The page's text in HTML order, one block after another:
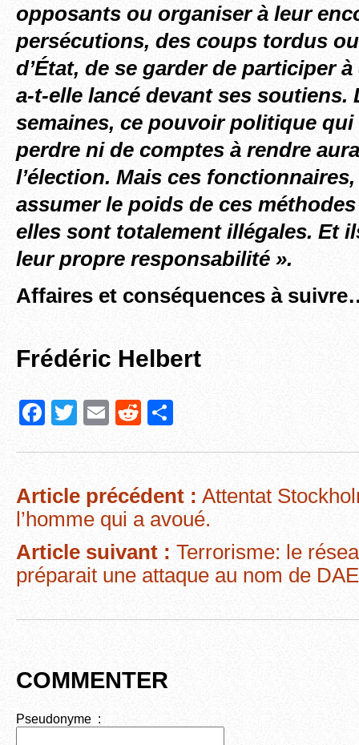
opposants ou organiser à leur
persécutions, des coups tordus
d’État, de se garder de participer
a-t-elle lancé devant ses soutiens.
semaines, ce pouvoir politique qui
perdre ni de comptes à rendre
l’élection. Mais ces
assumer le poids de ces
elles sont totalement illégales. Et
leur propre responsabilité ».
Affaires et conséquences à
Frédéric Helbert
F
e
b
o
o
k
T
er
E
R
di
t
g
er
Article précédent : Attentat
l’homme qui a avoué.
Article suivant : Terrorisme: le
préparait une attaque au nom de
COMMENTER
Pseudonyme :